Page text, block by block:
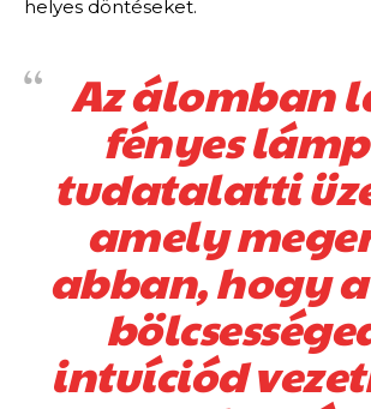
helyes döntéseket.
Az álomban
fényes
tudatalatti
amely
abban, hogy
intuíciód